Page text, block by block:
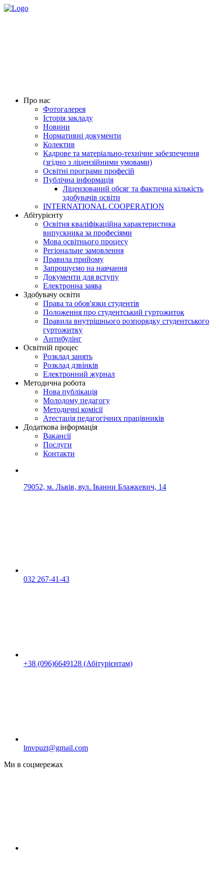
Про нас
Фотогалерея
Історія закладу
Новини
Нормативні документи
Колектив
Кадрове та матеріально-технічне забезпечення
(згідно з ліцензійними умовами)
Освітні програми професій
Публічна інформація
Ліцензований обсяг та фактична кількість
здобувачів освіти
INTERNATIONAL COOPERATION
Абітурієнту
Освітня кваліфікаційна характеристика
випускника за професіями
Мова освітнього процесу
Регіональне замовлення
Правила прийому
Запрошуємо на навчання
Документи для вступу
Електронна заява
Здобувачу освіти
Права та обов'язки студентів
Положення про студентський гуртожиток
Правила внутрішнього розпорядку студентського
гуртожитку
Антибулінг
Освітній процес
Розклад занять
Розклад дзвінків
Електронний журнал
Методична робота
Нова публікація
Молодому педагогу
Методичні комісії
Атестація педагогічних працівників
Додаткова інформація
Вакансії
Послуги
Контакти
79052, м. Львів, вул. Іванни Блажкевич, 14
032 267-41-43
+38 (096)6649128 (Абітурієнтам)
lmvpuzt@gmail.com
Ми в соцмережах